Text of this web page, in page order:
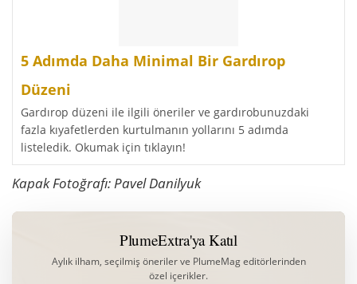
5 Adımda Daha Minimal Bir Gardırop
Düzeni
Gardırop düzeni ile ilgili öneriler ve gardırobunuzdaki
fazla kıyafetlerden kurtulmanın yollarını 5 adımda
listeledik. Okumak için tıklayın!
Kapak Fotoğrafı:Pavel Danilyuk
PlumeExtra'ya Katıl
Aylık ilham, seçilmiş öneriler ve PlumeMag editörlerinden
özel içerikler.